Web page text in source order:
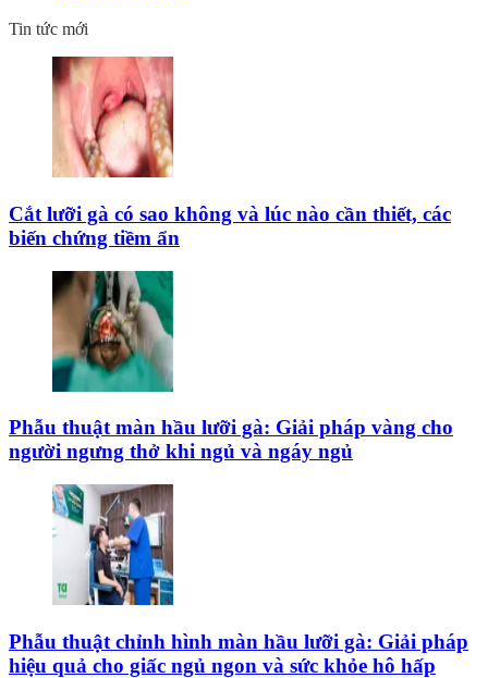
Tin tức mới
Cắt lưỡi gà có sao không và lúc nào cần thiết, các
biến chứng tiềm ẩn
Phẫu thuật màn hầu lưỡi gà: Giải pháp vàng cho
người ngưng thở khi ngủ và ngáy ngủ
Phẫu thuật chỉnh hình màn hầu lưỡi gà: Giải pháp
hiệu quả cho giấc ngủ ngon và sức khỏe hô hấp